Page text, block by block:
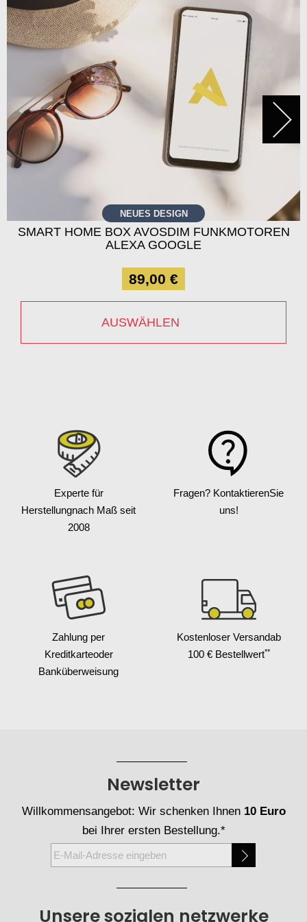
NEUES DESIGN
SMART HOME BOX AVOSDIM FUNKMOTOREN
ALEXA GOOGLE
89,00 €
AUSWÄHLEN
Experte für
Herstellungnach Maß seit
2008
Fragen? KontaktierenSie
uns!
Zahlung per
Kreditkarteoder
Banküberweisung
Kostenloser Versandab
100 € Bestellwert**
Unsere sozialen netzwerke
Newsletter
Willkommensangebot: Wir schenken Ihnen 10 Euro
bei Ihrer ersten Bestellung.*
Melden
Sie